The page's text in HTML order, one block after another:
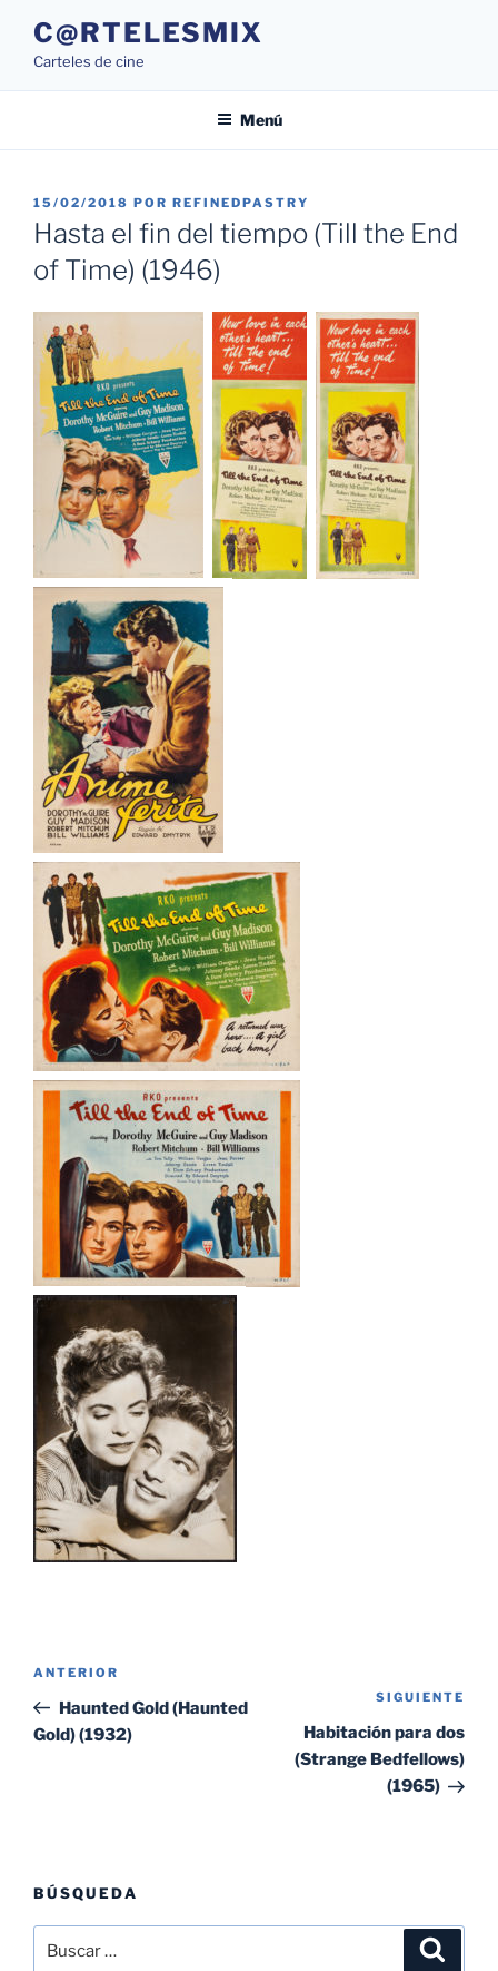
contenido
C@RTELESMIX
Carteles de cine
Menú
PUBLICADO
EL
15/02/2018 POR REFINEDPASTRY
Hasta el fin del tiempo (Till the End
of Time) (1946)
entradas
Entrada
anterior:
ANTERIOR
Haunted Gold (Haunted
Gold) (1932)
SIGUIENTE
Habitación para dos
(Strange Bedfellows)
(1965)
BÚSQUEDA
por: